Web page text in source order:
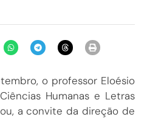
o professor Eloésio
Humanas e Letras
a convite da direção de